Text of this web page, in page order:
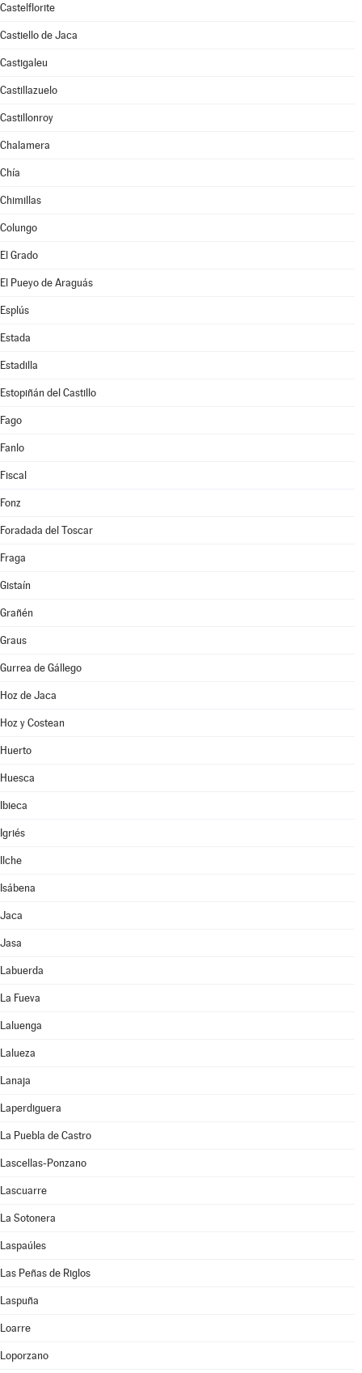
Castelflorite
Castiello de Jaca
Castigaleu
Castillazuelo
Castillonroy
Chalamera
Chía
Chimillas
Colungo
El Grado
El Pueyo de Araguás
Esplús
Estada
Estadilla
Estopiñán del Castillo
Fago
Fanlo
Fiscal
Fonz
Foradada del Toscar
Fraga
Gistaín
Grañén
Graus
Gurrea de Gállego
Hoz de Jaca
Hoz y Costean
Huerto
Huesca
Ibieca
Igriés
Ilche
Isábena
Jaca
Jasa
Labuerda
La Fueva
Laluenga
Lalueza
Lanaja
Laperdiguera
La Puebla de Castro
Lascellas-Ponzano
Lascuarre
La Sotonera
Laspaúles
Las Peñas de Riglos
Laspuña
Loarre
Loporzano